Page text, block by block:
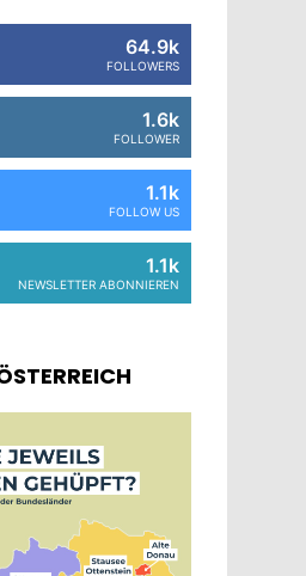
64.9k
FOLLOWERS
1.6k
FOLLOWER
1.1k
FOLLOW US
1.1k
NEWSLETTER ABONNIEREN